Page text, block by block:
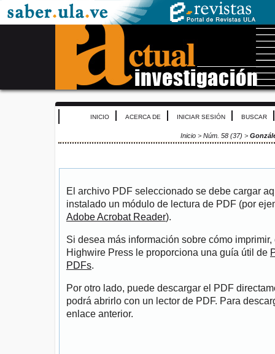
INICIO ACERCA DE INICIAR SESIÓN BUSCAR
Inicio> Núm. 58 (37) >
El archivo PDF seleccionado se debe cargar
instalado un módulo de lectura de PDF (por
Adobe Acrobat Reader).
Si desea más información sobre cómo
Highwire Press le proporciona una guía útil de
PDFs.
Por otro lado, puede descargar el PDF
podrá abrirlo con un lector de PDF. Para
enlace anterior.